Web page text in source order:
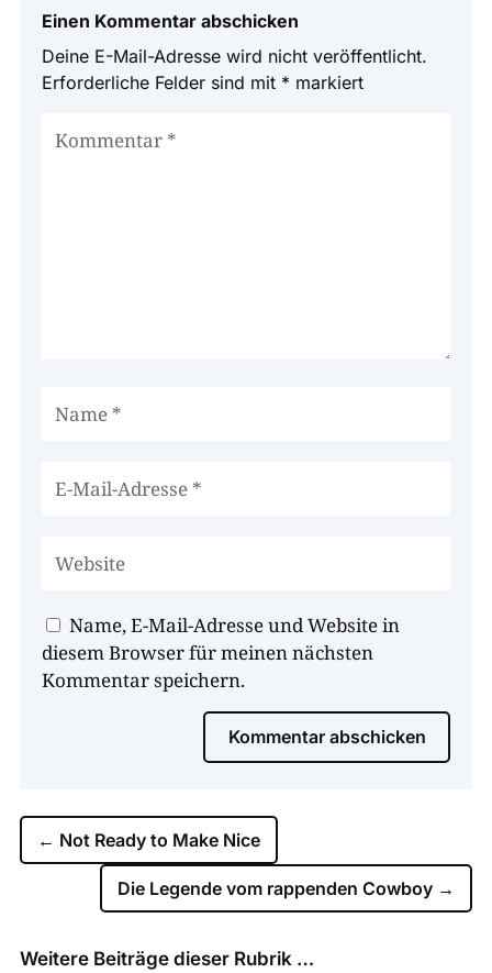
Einen Kommentar abschicken
Deine E-Mail-Adresse wird nicht veröffentlicht.
Erforderliche Felder sind mit * markiert
Name, E-Mail-Adresse und Website in
diesem Browser für meinen nächsten
Kommentar speichern.
Kommentar abschicken
← Not Ready to Make Nice
Die Legende vom rappenden Cowboy →
Weitere Beiträge dieser Rubrik …